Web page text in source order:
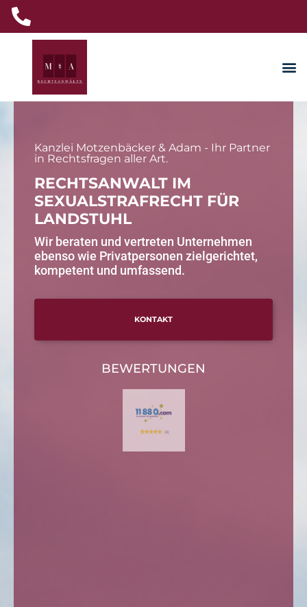
Kanzlei Motzenbäcker & Adam - Ihr Partner
in Rechtsfragen aller Art.
RECHTSANWALT IM
SEXUALSTRAFRECHT FÜR
LANDSTUHL
Wir beraten und vertreten Unternehmen
ebenso wie Privatpersonen zielgerichtet,
kompetent und umfassend.
KONTAKT
BEWERTUNGEN